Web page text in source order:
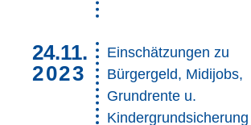
24.11.
2023
Einschätzungen zu
Bürgergeld, Midijobs,
Grundrente u.
Kindergrundsicherung